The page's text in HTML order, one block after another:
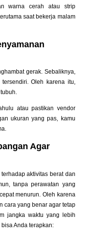
warna cerah atau strip
saat bekerja malam
gerak. Sebaliknya,
Oleh karena itu,
atau pastikan vendor
ukuran yang pas, kamu
Agar
aktivitas berat dan
tanpa perawatan yang
menurun. Oleh karena
cara yang benar agar tetap
jangka waktu yang lebih
Anda terapkan: